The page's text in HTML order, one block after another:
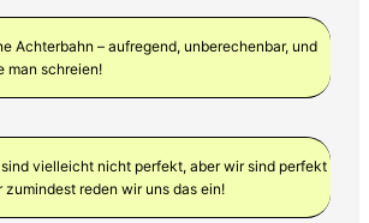
Achterbahn – aufregend, unberechenbar, und
man schreien!
sind vielleicht nicht perfekt, aber wir sind perfekt
reden wir uns das ein!